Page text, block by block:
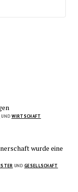
UND WIRTSCHAFT
wurde eine
UNDGESELLSCHAFT